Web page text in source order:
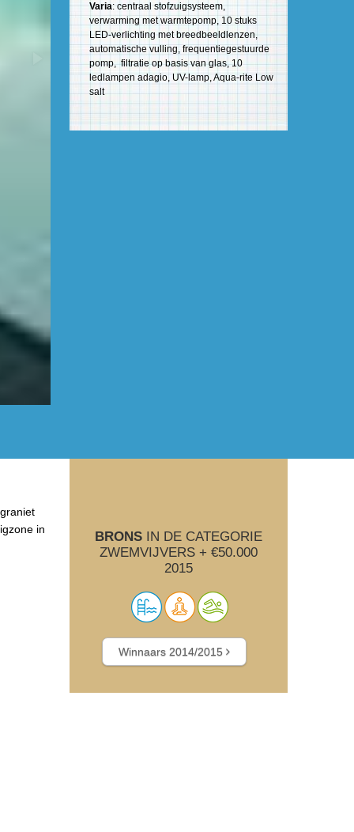
Varia: centraal stofzuigsysteem,
verwarming met warmtepomp, 10 stuks
LED-verlichting met breedbeeldlenzen,
automatische vulling, frequentiegestuurde
pomp, filtratie op basis van glas, 10
ledlampen adagio, UV-lamp, Aqua-rite Low
salt
in
BRONS IN DE CATEGORIE
ZWEMVIJVERS + €50.000
2015
Winnaars 2014/2015